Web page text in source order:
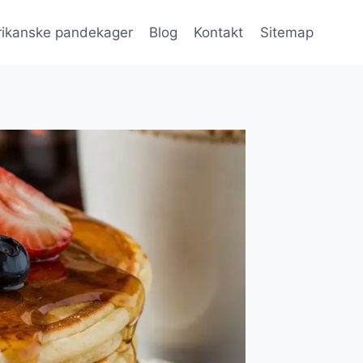
pandekager Blog Kontakt Sitemap